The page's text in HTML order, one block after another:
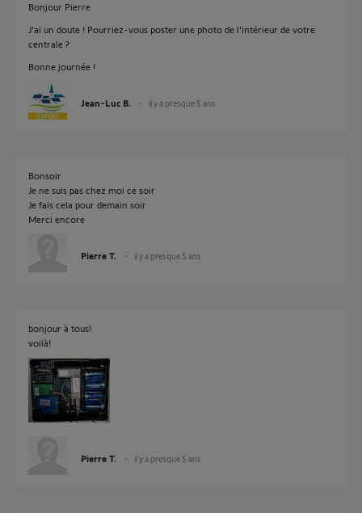
Bonjour Pierre
J'ai un doute ! Pourriez-vous poster une photo de l'intérieur de votre
centrale ?
Bonne journée !
Jean-Luc B. il y a presque 5 ans
Bonsoir
Je ne suis pas chez moi ce soir
Je fais cela pour demain soir
Merci encore
Pierre T. il y a presque 5 ans
bonjour à tous!
voilà!
Pierre T. il y a presque 5 ans